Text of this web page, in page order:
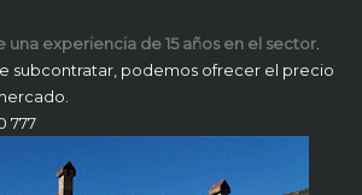
una experiencia de 15 años en el sector
subcontratar, podemos ofrecer el precio
777